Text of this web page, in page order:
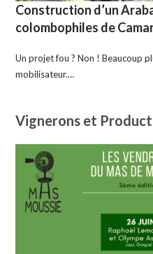
Construction d’un
colombophiles de
Un projet fou ? Non ! Beaucoup
mobilisateur.…
Vignerons et